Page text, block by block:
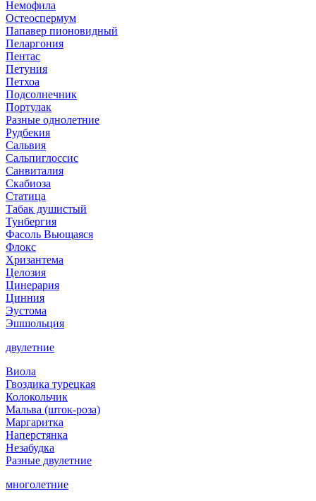
Немофила
Остеоспермум
Папавер пионовидный
Пеларгония
Пентас
Петуния
Петхоа
Подсолнечник
Портулак
Разные однолетние
Рудбекия
Сальвия
Сальпиглоссис
Санвиталия
Скабиоза
Статица
Табак душистый
Тунбергия
Фасоль Вьющаяся
Флокс
Хризантема
Целозия
Цинерария
Цинния
Эустома
Эшшольция
двулетние
Виола
Гвоздика турецкая
Колокольчик
Мальва (шток-роза)
Маргаритка
Наперстянка
Незабудка
Разные двулетние
многолетние